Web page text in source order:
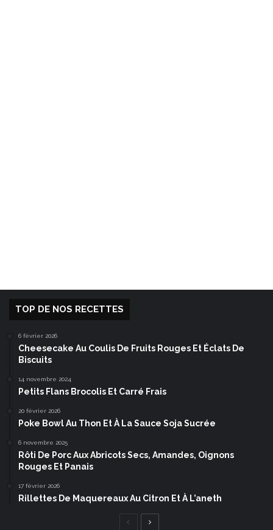
TOP DE NOS RECETTES
6 février 2026
Cheesecake Au Coulis De Fruits Rouges Et Éclats De
Biscuits
14 novembre 2024
Petits Flans Brocolis Et Carré Frais
20 février 2026
Poke Bowl Au Thon Et À La Sauce Soja Sucrée
6 novembre 2025
Rôti De Porc Aux Abricots Secs, Amandes, Oignons
Rouges Et Panais
17 février 2026
Rillettes De Maquereaux Au Citron Et À L’aneth
Page